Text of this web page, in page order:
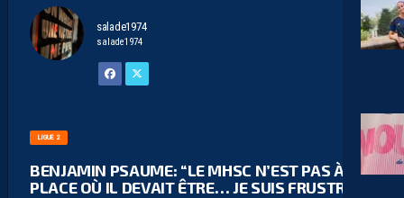
salade1974
salade1974
LIGUE 2
BENJAMIN PSAUME: “LE MHSC N’EST PAS À LA
PLACE OÙ IL DEVAIT ÊTRE… JE SUIS FRUSTRÉ”